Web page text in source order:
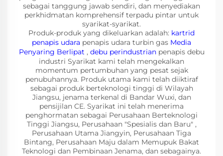
sebagai tanggung jawab sendiri, dan menyediakan
perkhidmatan komprehensif terpadu pintar untuk
syarikat-syarikat.
Produk-produk yang dikeluarkan adalah: kartrid
penapis udara penapis udara turbin gas Media
Penyaring Berlipat , debu perindustrian penapis debu
industri Syarikat kami telah mengekalkan
momentum pertumbuhan yang pesat sejak
penubuhannya. Produk utama kami telah diiktiraf
sebagai produk berteknologi tinggi di Wilayah
Jiangsu, jenama terkenal di Bandar Wuxi, dan
pensijilan CE. Syarikat ini telah menerima
penghormatan sebagai Perusahaan Berteknologi
Tinggi Jiangsu, Perusahaan "Spesialis dan Baru" ,
Perusahaan Utama Jiangyin, Perusahaan Tiga
Bintang, Perusahaan Maju dalam Memupuk Bakat
Teknologi dan Pembinaan Jenama, dan sebagainya.